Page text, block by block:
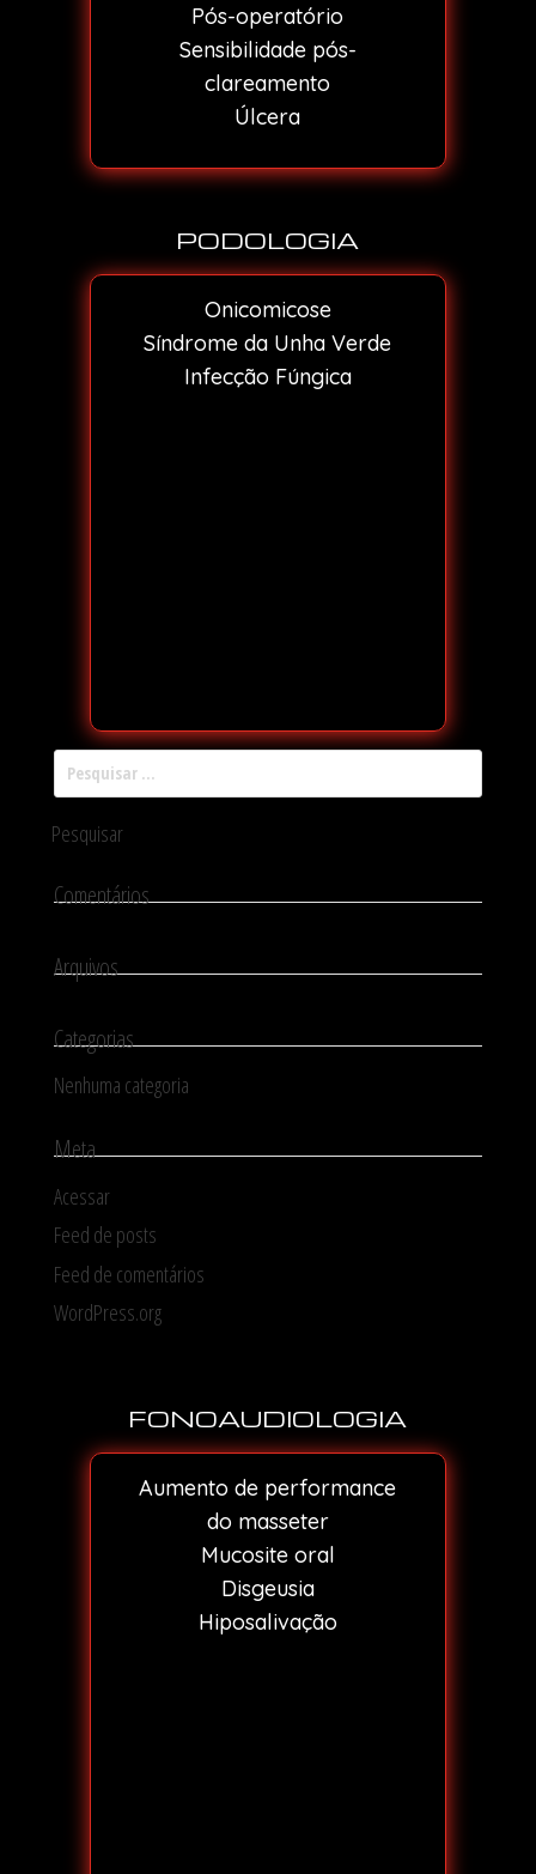
Pós-operatório
Sensibilidade pós-
clareamento
Úlcera
PODOLOGIA
Onicomicose
Síndrome da Unha Verde
Infecção Fúngica
Pesquisar por:
Comentários
Arquivos
Categorias
Nenhuma categoria
Meta
Acessar
Feed de posts
Feed de comentários
WordPress.org
FONOAUDIOLOGIA
Aumento de performance
do masseter
Mucosite oral
Disgeusia
Hiposalivação